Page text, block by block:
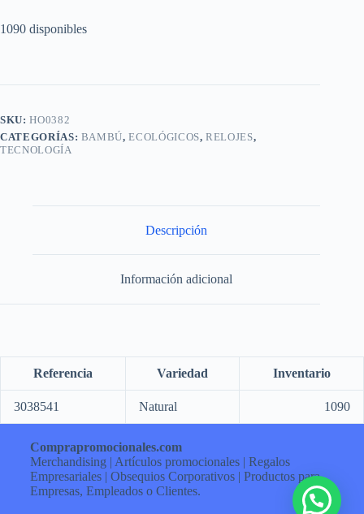
1090 disponibles
SKU:HO0382
CATEGORÍAS: BAMBÚ,ECOLÓGICOS,RELOJES,
TECNOLOGÍA
Descripción
Información adicional
Referencia Variedad Inventario
3038541 Natural 1090
Comprapromocionales.com
Merchandising | Artículos promocionales | Regalos
Empresariales | Obsequios Corporativos | Productos para
Empresas, Empleados o Clientes.